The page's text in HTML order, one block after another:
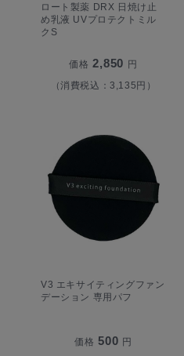
ロート製薬 DRX 日焼け止
め乳液 UVプロテクトミル
クS
価格 2,850 円
（消費税込：3,135円）
V3 エキサイティングファン
デーション 専用パフ
価格 500 円